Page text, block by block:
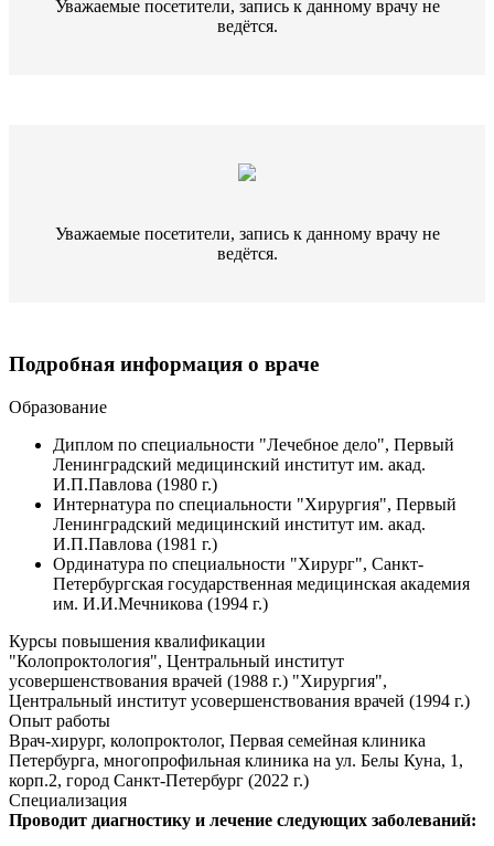
Уважаемые посетители, запись к данному врачу не
ведётся.
Уважаемые посетители, запись к данному врачу не
ведётся.
Подробная информация о враче
Образование
Диплом по специальности "Лечебное дело", Первый
Ленинградский медицинский институт им. акад.
И.П.Павлова (1980 г.)
Интернатура по специальности "Хирургия", Первый
Ленинградский медицинский институт им. акад.
И.П.Павлова (1981 г.)
Ординатура по специальности "Хирург", Санкт-
Петербургская государственная медицинская академия
им. И.И.Мечникова (1994 г.)
Курсы повышения квалификации
"Колопроктология", Центральный институт
усовершенствования врачей (1988 г.) "Хирургия",
Центральный институт усовершенствования врачей (1994 г.)
Опыт работы
Врач-хирург, колопроктолог, Первая семейная клиника
Петербурга, многопрофильная клиника на ул. Белы Куна, 1,
корп.2, город Санкт-Петербург (2022 г.)
Специализация
Проводит диагностику и лечение следующих заболеваний: